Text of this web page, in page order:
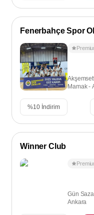
Fenerbahçe Spor
Mamak -
%10 İndirim
Winner Club
Gün
Ankara